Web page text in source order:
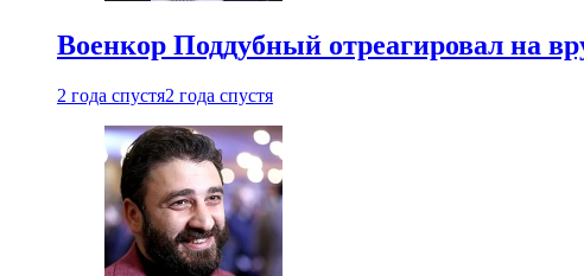
Военкор Поддубный отреагировал на
2 года спустя2 года спустя